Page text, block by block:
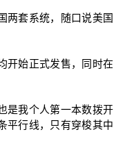
两套系统，随口说美国
开始正式发售，同时在
是我个人第一本数拨开
平行线，只有穿梭其中